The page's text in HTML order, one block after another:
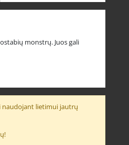
monstrų. Juos gali
naudojant lietimui jautrų